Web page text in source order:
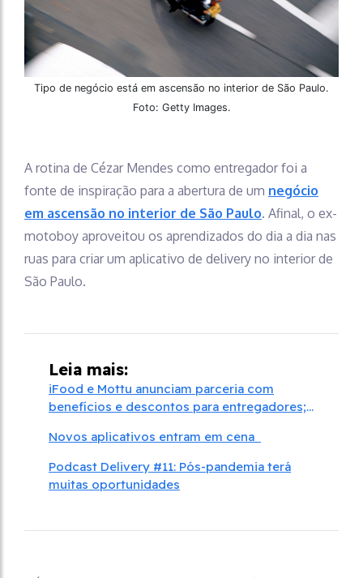
Tipo de negócio está em ascensão no interior de São Paulo.
Foto: Getty Images.
A rotina de Cézar Mendes como entregador foi a
fonte de inspiração para a abertura de um negócio
em ascensão no interior de São Paulo. Afinal, o ex-
motoboy aproveitou os aprendizados do dia a dia nas
ruas para criar um aplicativo de delivery no interior de
São Paulo.
Leia mais:
iFood e Mottu anunciam parceria com
benefícios e descontos para entregadores;
Novos aplicativos entram em cena
Podcast Delivery #11: Pós-pandemia terá
muitas oportunidades